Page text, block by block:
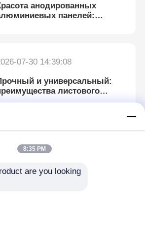
с цветом
прокладки
анодированных
панелей:
07-30 14:39:08
и универсальный:
листового
из анодированного
Блестящий блеск: как сделать
анодированный алюминий
8:35 PM
are you looking